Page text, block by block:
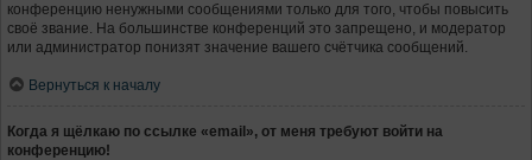
конференцию ненужными сообщениями только для того, чтобы повысить
своё звание. На большинстве конференций это запрещено, и модератор
или администратор понизят значение вашего счётчика сообщений.
Вернуться к началу
Когда я щёлкаю по ссылке «email», от меня требуют войти на
конференцию!